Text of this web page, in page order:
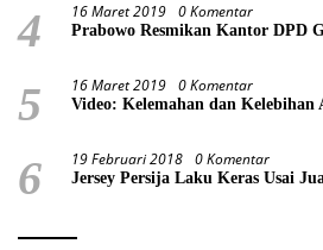
4 16 Maret 2019 0 Komentar
Prabowo Resmikan Kantor DPD
5 16 Maret 2019 0 Komentar
Video: Kelemahan dan Kelebihan
6 19 Februari 2018 0 Komentar
Jersey Persija Laku Keras Usai